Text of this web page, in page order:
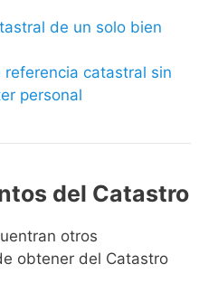
de un solo bien
catastral sin
personal
del Catastro
otros
obtener del Catastro